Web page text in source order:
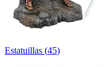
Estatuillas (45)